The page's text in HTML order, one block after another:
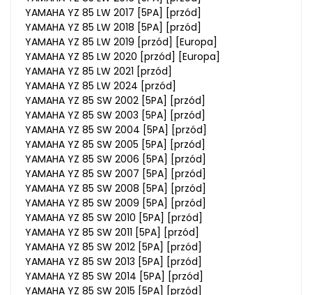
YAMAHA YZ 85 LW 2017 [5PA] [przód]
YAMAHA YZ 85 LW 2018 [5PA] [przód]
YAMAHA YZ 85 LW 2019 [przód] [Europa]
YAMAHA YZ 85 LW 2020 [przód] [Europa]
YAMAHA YZ 85 LW 2021 [przód]
YAMAHA YZ 85 LW 2024 [przód]
YAMAHA YZ 85 SW 2002 [5PA] [przód]
YAMAHA YZ 85 SW 2003 [5PA] [przód]
YAMAHA YZ 85 SW 2004 [5PA] [przód]
YAMAHA YZ 85 SW 2005 [5PA] [przód]
YAMAHA YZ 85 SW 2006 [5PA] [przód]
YAMAHA YZ 85 SW 2007 [5PA] [przód]
YAMAHA YZ 85 SW 2008 [5PA] [przód]
YAMAHA YZ 85 SW 2009 [5PA] [przód]
YAMAHA YZ 85 SW 2010 [5PA] [przód]
YAMAHA YZ 85 SW 2011 [5PA] [przód]
YAMAHA YZ 85 SW 2012 [5PA] [przód]
YAMAHA YZ 85 SW 2013 [5PA] [przód]
YAMAHA YZ 85 SW 2014 [5PA] [przód]
YAMAHA YZ 85 SW 2015 [5PA] [przód]